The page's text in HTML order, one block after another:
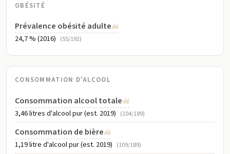
OBÉSITÉ
Prévalence obésité adulte
24,7 % (2016) (55/192)
CONSOMMATION D'ALCOOL
Consommation alcool totale
3,46 litres d'alcool pur (est. 2019) (104/189)
Consommation de bière
1,19 litre d'alcool pur (est. 2019) (109/189)